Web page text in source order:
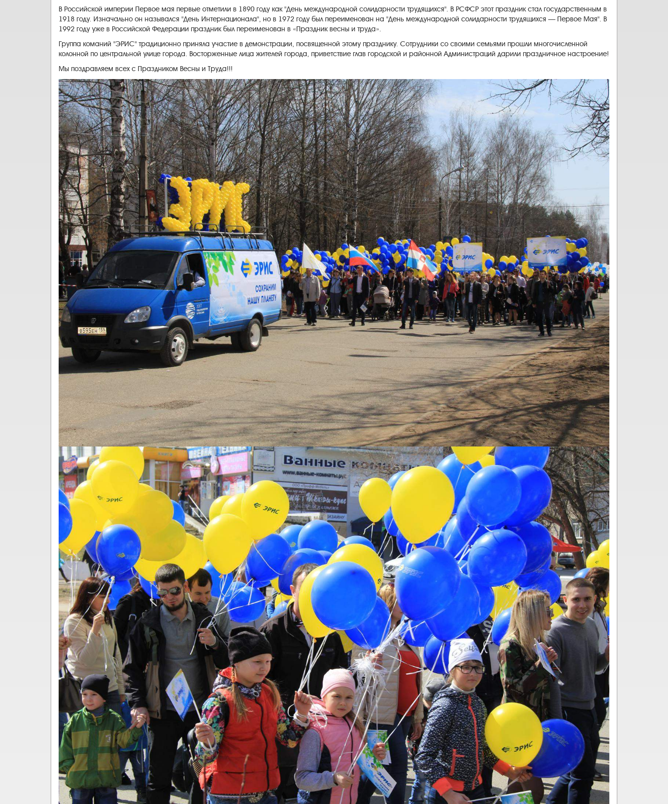
В Российской империи Первое мая первые отметили в 1890 году как "День международной солидарности трудящихся". В РСФСР этот праздник стал государственным в
1918 году. Изначально он назывался "День Интернационала", но в 1972 году был переименован на "День международной солидарности трудящихся — Первое Мая". В
1992 году уже в Российской Федерации праздник был переименован в «Праздник весны и труда».
Группа команий "ЭРИС" традиционно приняла участие в демонстрации, посвященной этому празднику. Сотрудники со своими семьями прошли многочисленной
колонной по центральной улице города. Восторженные лица жителей города, приветствие глав городской и районной Администраций дарили праздничное настроение!
Мы поздравляем всех с Праздником Весны и Труда!!!